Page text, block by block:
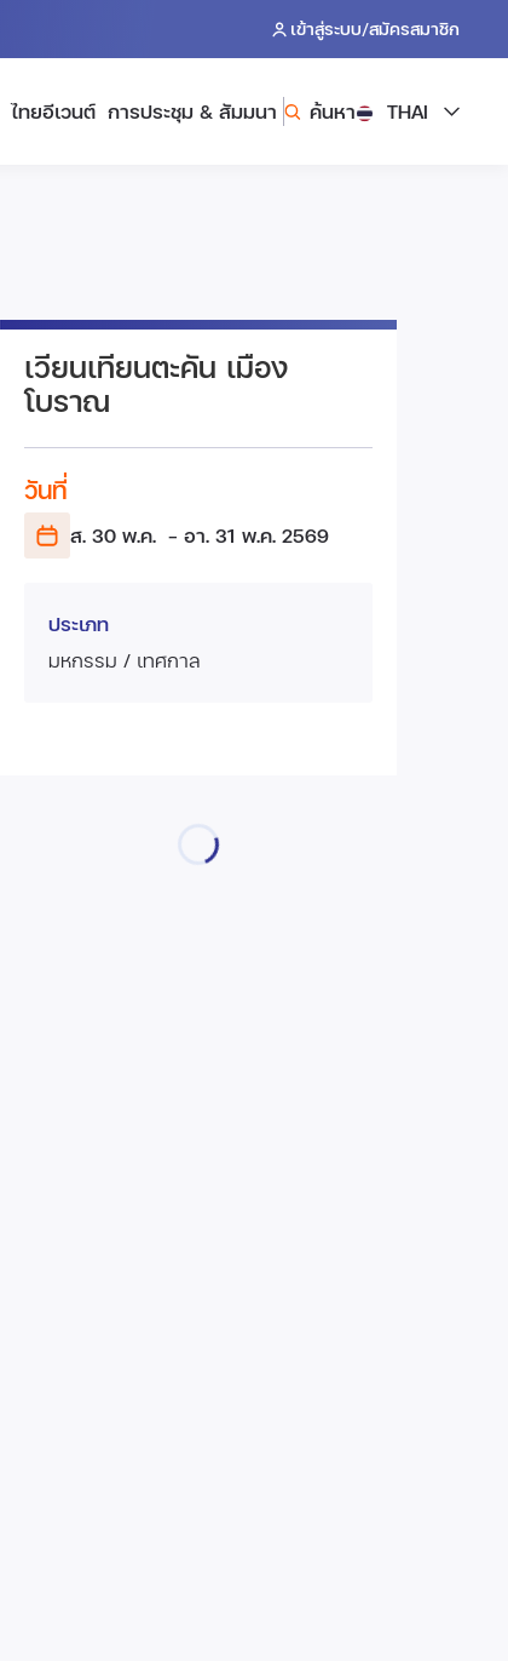
เข้าสู่ระบบ/สมัครสมาชิก
ไทยอีเวนต์ การประชุม & สัมมนา ค้นหา THAI
เวียนเทียนตะคัน เมือง
โบราณ
วันที่
ส. 30 พ.ค. - อา. 31 พ.ค. 2569
ประเภท
มหกรรม / เทศกาล